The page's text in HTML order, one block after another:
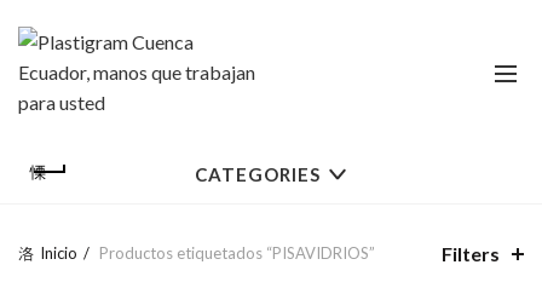
CATEGORIES
Inicio Productos etiquetados “PISAVIDRIOS” Filters